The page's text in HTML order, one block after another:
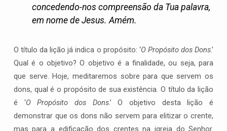
concedendo-nos compreensão da Tua palavra,
em nome de Jesus. Amém.
O título da lição já indica o propósito: ‘O Propósito dos Dons.’
Qual é o objetivo? O objetivo é a finalidade, ou seja, para
que serve. Hoje, meditaremos sobre para que servem os
dons, qual é o propósito de sua existência. O título da lição
é ‘O Propósito dos Dons.’ O objetivo desta lição é
demonstrar que os dons não servem para elitizar o crente,
mas para a edificação dos crentes na igreja do Senhor.